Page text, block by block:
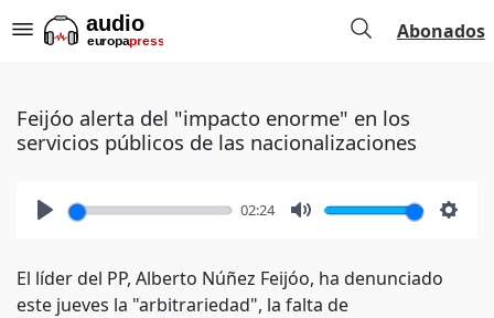
Abonados
Feijóo alerta del "impacto enorme" en los
servicios públicos de las nacionalizaciones
02:24
El líder del PP, Alberto Núñez Feijóo, ha denunciado
este jueves la "arbitrariedad", la falta de